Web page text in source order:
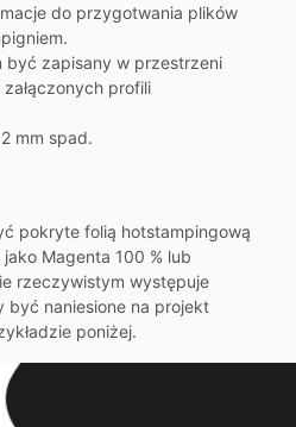
do przygotwania plików
być zapisany w przestrzeni
profili
mm spad.
pokryte folią hotstampingową
Magenta 100 % lub
rzeczywistym występuje
być naniesione na projekt
poniżej.